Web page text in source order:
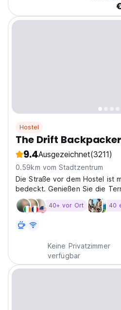
Hostel
The Drift
9.4Ausgezeichnet(3211)
0.59km vom Stadtzentrum
Die Straße vor dem Hostel ist
bedeckt. Genießen Sie die
täglichen Frühstücksbuffetes
Bieres mit anderen Reisenden
40+ vor Ort 40
Keine Privatzimmer
verfügbar